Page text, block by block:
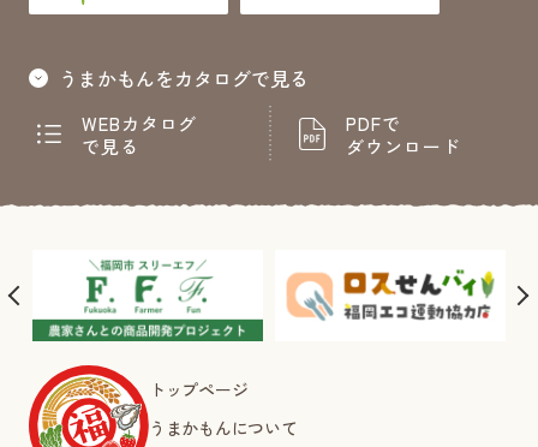
うまかもんをカタログで見る
WEBカタログ
で見る
PDFで
ダウンロード
トップページ
うまかもんについて